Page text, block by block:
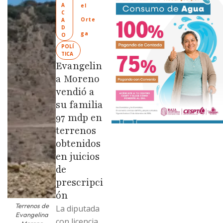
Ciudad
Limpia” en
colonias de
las …
Terrenos de
Evangelina
A
C
A
D
O
POLÍ
TICA
el
Orte
ga
Evangelin
a Moreno
vendió a
su familia
97 mdp en
terrenos
obtenidos
en juicios
de
prescripci
ón
La diputada